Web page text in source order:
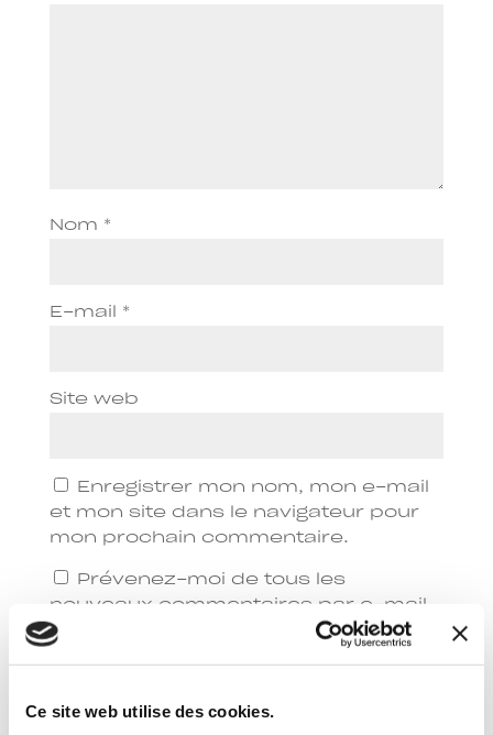
Ce site web utilise des cookies.
Nom *
E-mail *
Site web
Enregistrer mon nom, mon e-mail
et mon site dans le navigateur pour
mon prochain commentaire.
Prévenez-moi de tous les
nouveaux commentaires par e-mail.
Prévenez-moi de tous les